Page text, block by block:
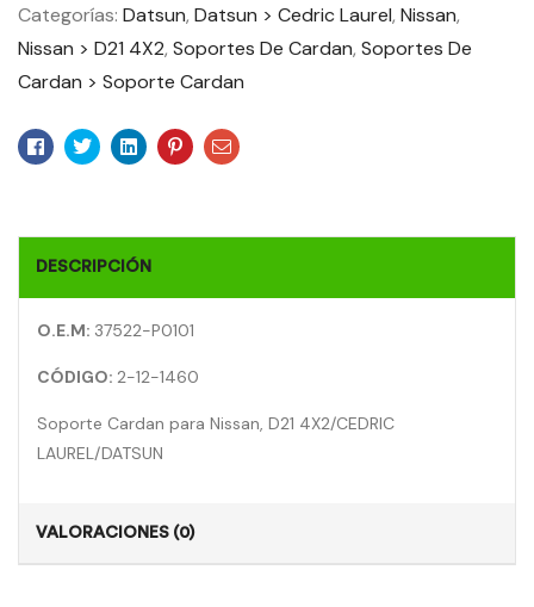
Categorías: Datsun, Datsun > Cedric Laurel, Nissan,
Nissan > D21 4X2, Soportes De Cardan, Soportes De
Cardan > Soporte Cardan
Facebook
TwitterLinkedinPinterest
Email
DESCRIPCIÓN
O.E.M: 37522-P0101
CÓDIGO: 2-12-1460
Soporte Cardan para Nissan, D21 4X2/CEDRIC
LAUREL/DATSUN
VALORACIONES (0)